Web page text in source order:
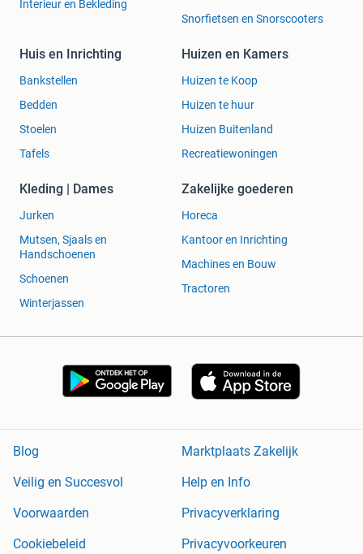
Interieur en Bekleding
Snorfietsen en Snorscooters
Huis en Inrichting
Bankstellen
Bedden
Stoelen
Tafels
Huizen en Kamers
Huizen te Koop
Huizen te huur
Huizen Buitenland
Recreatiewoningen
Kleding | Dames
Jurken
Mutsen, Sjaals en
Handschoenen
Schoenen
Winterjassen
Zakelijke goederen
Horeca
Kantoor en Inrichting
Machines en Bouw
Tractoren
Blog
Marktplaats Zakelijk
Veilig en Succesvol
Help en Info
Voorwaarden
Privacyverklaring
Cookiebeleid
Privacyvoorkeuren